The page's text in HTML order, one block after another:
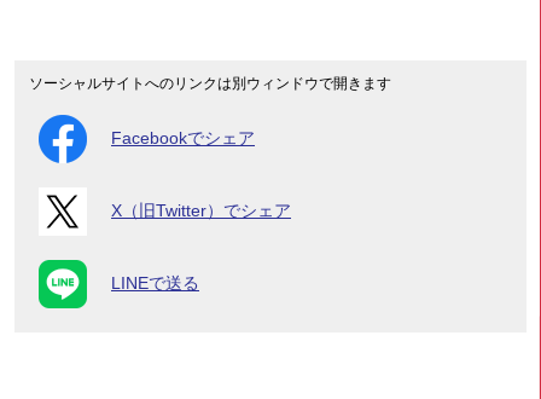
ソーシャルサイトへのリンクは別ウィンドウで開きます
Facebookでシェア
X（旧Twitter）でシェア
LINEで送る